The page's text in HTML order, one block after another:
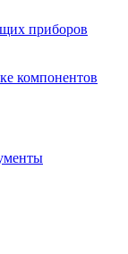
приборов
компонентов